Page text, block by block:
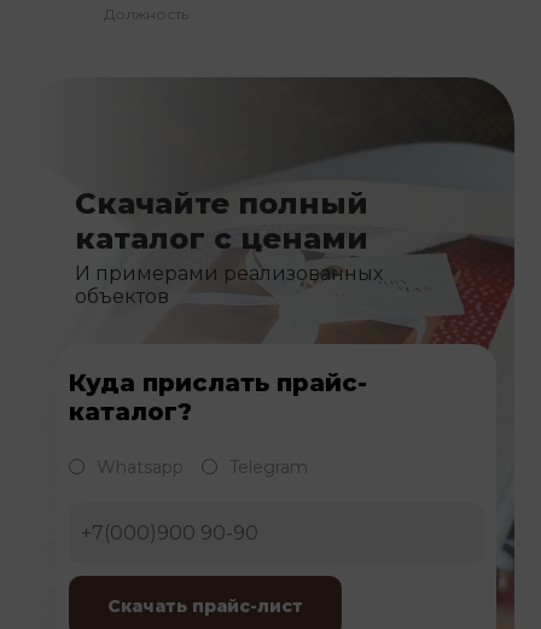
Должность
Скачайте полный
каталог с ценами
И примерами реализованных
объектов
Куда прислать прайс-
каталог?
Whatsapp Telegram